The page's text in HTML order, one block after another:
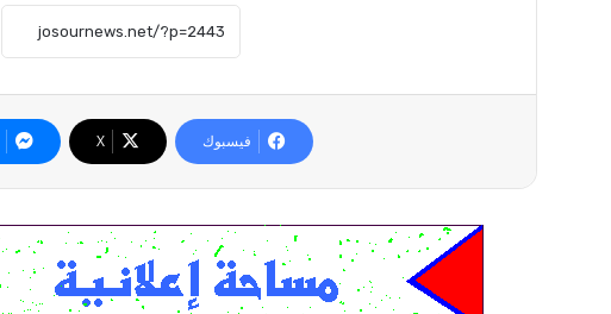
فيسبوك X